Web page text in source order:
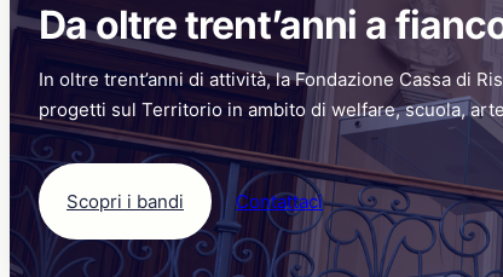
Da oltre trent’anni a
In oltre trent’anni di attività, la Fondazione Cassa di
progetti sul Territorio in ambito di welfare, scuola,
Scopri i bandi Contattaci